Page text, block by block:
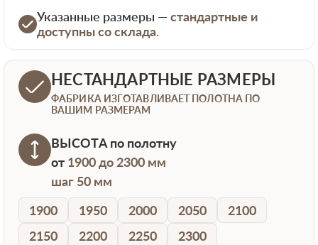
Указанные размеры —стандартные и
доступны со склада.
НЕСТАНДАРТНЫЕ РАЗМЕРЫ
ФАБРИКА ИЗГОТАВЛИВАЕТ ПОЛОТНА ПО
ВАШИМ РАЗМЕРАМ
ВЫСОТАпо полотну
от 1900 до 2300 мм
шаг 50 мм
1900
1950 2000 2050
2100
2150
2200 2250 2300